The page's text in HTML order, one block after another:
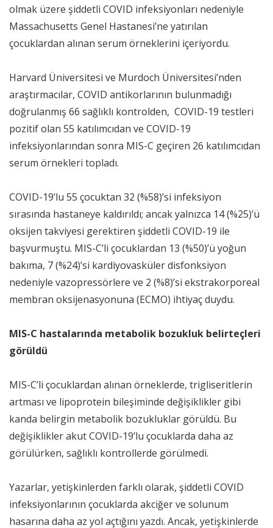
olmak üzere şiddetli COVID infeksiyonları nedeniyle
Massachusetts Genel Hastanesi’ne yatırılan
çocuklardan alınan serum örneklerini içeriyordu.
Harvard Üniversitesi ve Murdoch Üniversitesi’nden
araştırmacılar, COVID antikorlarının bulunmadığı
doğrulanmış 66 sağlıklı kontrolden, COVID-19 testleri
pozitif olan 55 katılımcıdan ve COVID-19
infeksiyonlarından sonra MIS-C geçiren 26 katılımcıdan
serum örnekleri topladı.
COVID-19’lu 55 çocuktan 32 (%58)’si infeksiyon
sırasında hastaneye kaldırıldı; ancak yalnızca 14 (%25)’ü
oksijen takviyesi gerektiren şiddetli COVID-19 ile
başvurmuştu. MIS-C’li çocuklardan 13 (%50)’ü yoğun
bakıma, 7 (%24)’si kardiyovasküler disfonksiyon
nedeniyle vazopressörlere ve 2 (%8)’si ekstrakorporeal
membran oksijenasyonuna (ECMO) ihtiyaç duydu.
MIS-C hastalarında metabolik bozukluk belirteçleri
görüldü
MIS-C’li çocuklardan alınan örneklerde, trigliseritlerin
artması ve lipoprotein bileşiminde değişiklikler gibi
kanda belirgin metabolik bozukluklar görüldü. Bu
değişiklikler akut COVID-19’lu çocuklarda daha az
görülürken, sağlıklı kontrollerde görülmedi.
Yazarlar, yetişkinlerden farklı olarak, şiddetli COVID
infeksiyonlarının çocuklarda akciğer ve solunum
hasarına daha az yol açtığını yazdı. Ancak, yetişkinlerde